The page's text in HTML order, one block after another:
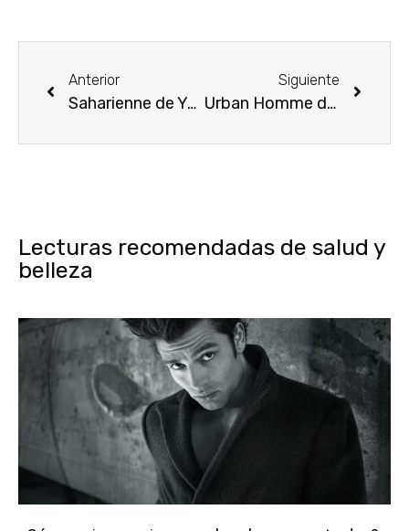
Anterior
Saharienne de Yves Saint Laurent ¡La inspiración en una chaqueta!
Siguiente
Urban Homme de David Beckham ¡La novedad para este 2013!
Lecturas recomendadas de salud y
belleza